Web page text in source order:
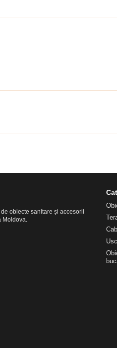
obiecte sanitare și accesorii
Moldova.